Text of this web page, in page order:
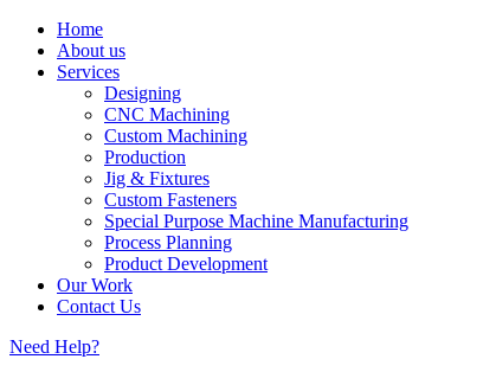
Home
About us
Services
Designing
CNC Machining
Custom Machining
Production
Jig & Fixtures
Custom Fasteners
Special Purpose Machine Manufacturing
Process Planning
Product Development
Our Work
Contact Us
Need Help?